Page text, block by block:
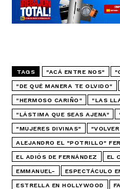
TAGS "ACÁ ENTRE NOS"
"DE QUÉ MANERA TE OLVIDO"
"HERMOSO CARIÑO" "LAS
"LÁSTIMA QUE SEAS AJENA"
"MUJERES DIVINAS" "VOLVER
ALEJANDRO EL "POTRILLO"
EL ADIÓS DE FERNÁNDEZ EL
EMMANUEL- ESPECTÁCULO
ESTRELLA EN HOLLYWOOD